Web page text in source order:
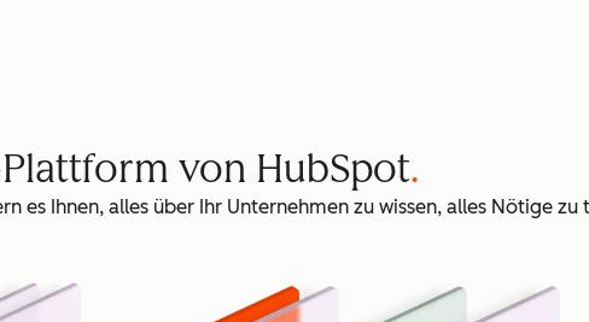
von HubSpot
es Ihnen, alles über Ihr Unternehmen zu wissen, alles Nötige